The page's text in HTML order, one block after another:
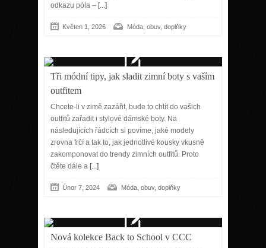
odkazu póla – [...]
Květen 1, 2026 Móda, obuv, doplňky
Tři módní tipy, jak sladit zimní boty s vaším
outfitem
Chcete-li v zimě zazářit, bude to chtít do vašich
outfitů zařadit i stylové dámské boty. Na
následujících řádcích si povíme, jaké modely
zrovna frčí a tak to, jak jednotlivé kousky vkusně
zakomponovat do trendy zimních outfitů. Proto
čtěte dále a [...]
Únor 7, 2024 Móda, obuv, doplňky
Nová kolekce Back to School v CCC